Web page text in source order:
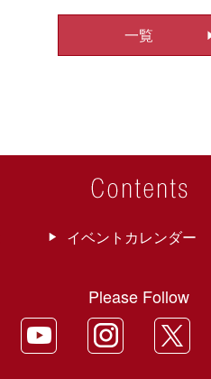
一覧
イベントカレンダー
Please Follow